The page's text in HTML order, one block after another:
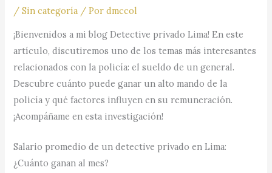
/Sin categoría / Pordmccol
¡Bienvenidos a mi blog Detective privado Lima! En este
artículo, discutiremos uno de los temas más interesantes
relacionados con la policía: el sueldo de un general.
Descubre cuánto puede ganar un alto mando de la
policía y qué factores influyen en su remuneración.
¡Acompáñame en esta investigación!
Salario promedio de un detective privado en Lima:
¿Cuánto ganan al mes?